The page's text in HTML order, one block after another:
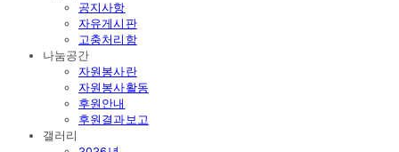
공지사항
자유게시판
고충처리함
나눔공간
자원봉사란
자원봉사활동
후원안내
후원결과보고
갤러리